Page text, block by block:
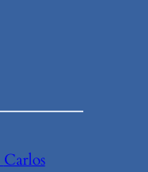
Carlos